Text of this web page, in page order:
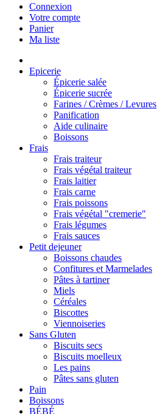
Connexion
Votre compte
Panier
Ma liste
Epicerie
Épicerie salée
Épicerie sucrée
Farines / Crèmes / Levures
Panification
Aide culinaire
Boissons
Frais
Frais traiteur
Frais végétal traiteur
Frais laitier
Frais carne
Frais poissons
Frais végétal "cremerie"
Frais légumes
Frais sauces
Petit dejeuner
Boissons chaudes
Confitures et Marmelades
Pâtes à tartiner
Miels
Céréales
Biscottes
Viennoiseries
Sans Gluten
Biscuits secs
Biscuits moelleux
Les pains
Pâtes sans gluten
Pain
Boissons
BÉBÉ